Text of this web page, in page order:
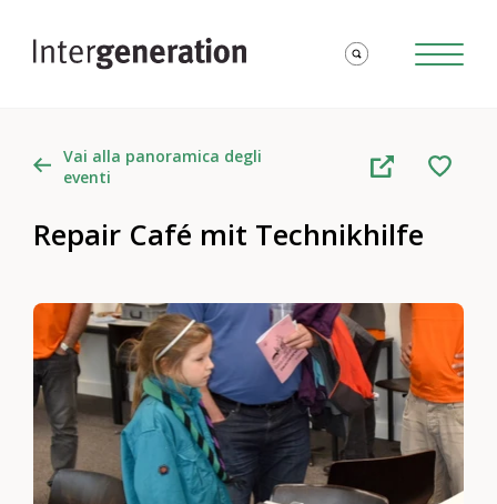
Vai alla panoramica degli
eventi
Repair Café mit Technikhilfe